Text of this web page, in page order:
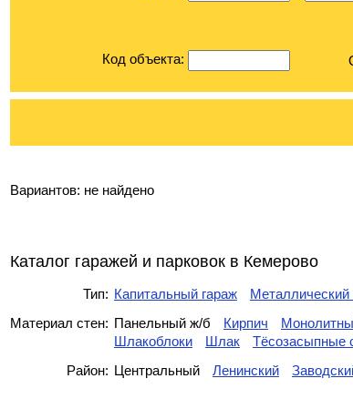
Код объекта:
Вариантов: не найдено
Каталог гаражей и парковок в Кемерово
Тип: Капитальный гараж Металлический
Материал стен: Панельный ж/б Кирпич
Шлакоблоки
Шлак Тёсозасыпные
Район: Центральный Ленинский